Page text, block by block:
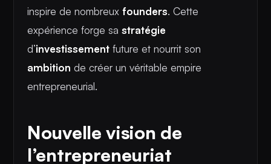
inspire de nombreux founders. Cette
expérience forge sa stratégie
d’investissement future et nourrit son
ambition de créer un véritable empire
entrepreneurial.
Nouvelle vision de
l’entrepreneuriat